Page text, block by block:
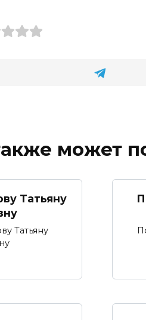
может
Татьяну
Татьяну